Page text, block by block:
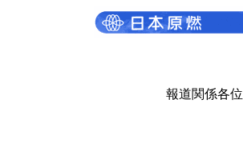
報道関係各位